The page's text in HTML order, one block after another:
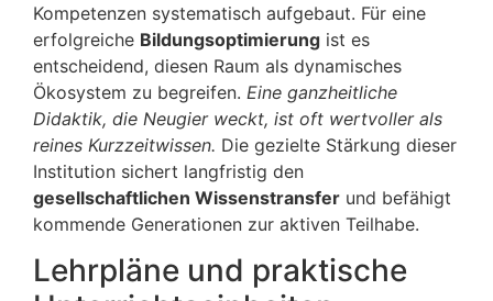
Kompetenzen systematisch aufgebaut. Für eine
erfolgreiche Bildungsoptimierung ist es
entscheidend, diesen Raum als dynamisches
Ökosystem zu begreifen. Eine ganzheitliche
Didaktik, die Neugier weckt, ist oft wertvoller als
reines Kurzzeitwissen. Die gezielte Stärkung dieser
Institution sichert langfristig den
gesellschaftlichen Wissenstransfer und befähigt
kommende Generationen zur aktiven Teilhabe.
Lehrpläne und praktische